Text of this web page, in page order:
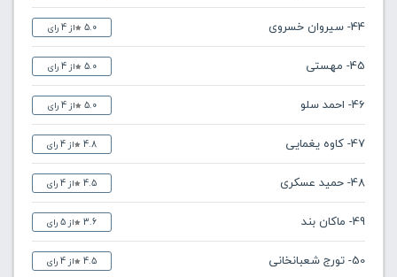
44- سیروان خسروی 5.0 از 4 رای
45- مهستی 5.0 از 4 رای
46- احمد سلو 5.0 از 4 رای
47- کاوه یغمایی 4.8 از 4 رای
48- حمید عسکری 4.5 از 4 رای
49- ماکان بند 3.6 از 5 رای
50- تورج شعبانخانی 4.5 از 4 رای